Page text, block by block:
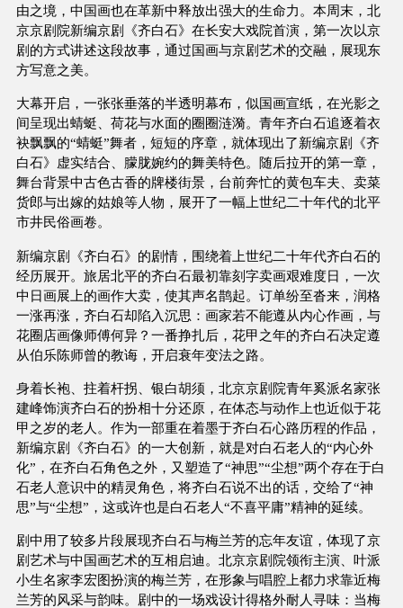
由之境，中国画也在革新中释放出强大的生命力。本周末，北
京京剧院新编京剧《齐白石》在长安大戏院首演，第一次以京
剧的方式讲述这段故事，通过国画与京剧艺术的交融，展现东
方写意之美。
大幕开启，一张张垂落的半透明幕布，似国画宣纸，在光影之
间呈现出蜻蜓、荷花与水面的圈圈涟漪。青年齐白石追逐着衣
袂飘飘的“蜻蜓”舞者，短短的序章，就体现出了新编京剧《齐
白石》虚实结合、朦胧婉约的舞美特色。随后拉开的第一章，
舞台背景中古色古香的牌楼街景，台前奔忙的黄包车夫、卖菜
货郎与出嫁的姑娘等人物，展开了一幅上世纪二十年代的北平
市井民俗画卷。
新编京剧《齐白石》的剧情，围绕着上世纪二十年代齐白石的
经历展开。旅居北平的齐白石最初靠刻字卖画艰难度日，一次
中日画展上的画作大卖，使其声名鹊起。订单纷至沓来，润格
一涨再涨，齐白石却陷入沉思：画家若不能遵从内心作画，与
花圈店画像师傅何异？一番挣扎后，花甲之年的齐白石决定遵
从伯乐陈师曾的教诲，开启衰年变法之路。
身着长袍、拄着杆拐、银白胡须，北京京剧院青年奚派名家张
建峰饰演齐白石的扮相十分还原，在体态与动作上也近似于花
甲之岁的老人。作为一部重在着墨于齐白石心路历程的作品，
新编京剧《齐白石》的一大创新，就是对白石老人的“内心外
化”，在齐白石角色之外，又塑造了“神思”“尘想”两个存在于白
石老人意识中的精灵角色，将齐白石说不出的话，交给了“神
思”与“尘想”，这或许也是白石老人“不喜平庸”精神的延续。
剧中用了较多片段展现齐白石与梅兰芳的忘年友谊，体现了京
剧艺术与中国画艺术的互相启迪。北京京剧院领衔主演、叶派
小生名家李宏图扮演的梅兰芳，在形象与唱腔上都力求靠近梅
兰芳的风采与韵味。剧中的一场戏设计得格外耐人寻味：当梅